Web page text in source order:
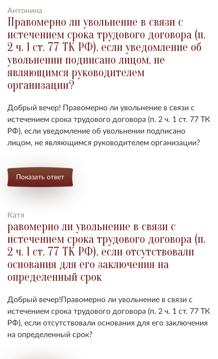
Антонина
Правомерно ли увольнение в связи с
истечением срока трудового договора (п.
2 ч. 1 ст. 77 ТК РФ), если уведомление об
увольнении подписано лицом, не
являющимся руководителем
организации?
Добрый вечер! Правомерно ли увольнение в связи с
истечением срока трудового договора (п. 2 ч. 1 ст. 77 ТК
РФ), если уведомление об увольнении подписано
лицом, не являющимся руководителем организации?
Показать ответ
Катя
равомерно ли увольнение в связи с
истечением срока трудового договора (п.
2 ч. 1 ст. 77 ТК РФ), если отсутствовали
основания для его заключения на
определенный срок
Добрый вечер!Правомерно ли увольнение в связи с
истечением срока трудового договора (п. 2 ч. 1 ст. 77 ТК
РФ), если отсутствовали основания для его заключения
на определенный срок?